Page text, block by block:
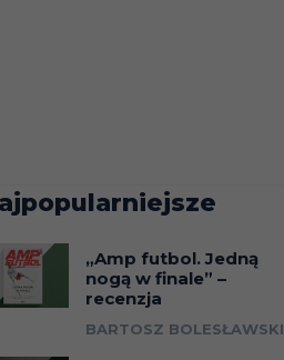
„Amp futbol. Jedną
nogą w finale” –
recenzja
BARTOSZ BOLESŁAWSKI